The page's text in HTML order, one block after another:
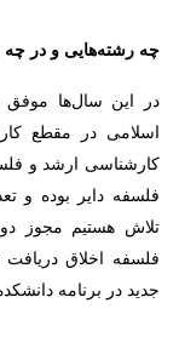
چه رشته‌هایی و در
در این سال‌ها موفق
اسلامی در مقطع
کارشناسی ارشد و
فلسفه دایر بوده و
تلاش هستیم مجوز
فلسفه اخلاق
جدید در برنامه